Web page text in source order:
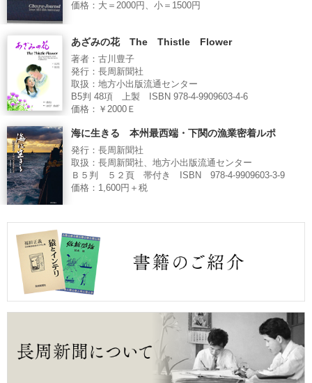
価格：大＝2000円、小＝1500円
あざみの花 The Thistle Flower
著者：古川豊子
発行：長周新聞社
取扱：地方小出版流通センター
B5判 48項 上製 ISBN 978-4-9909603-4-6
価格：￥2000Ｅ
海に生きる 本州最西端・下関の漁業密着ルポ
発行：長周新聞社
取扱：長周新聞社、地方小出版流通センター
Ｂ５判 ５２頁 帯付き ISBN 978-4-9909603-3-9
価格：1,600円＋税